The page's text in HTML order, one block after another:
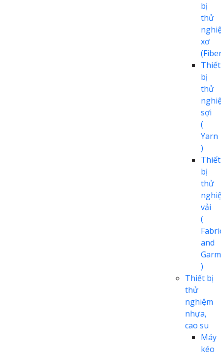
bị
thử
xơ
Thiết
bị
thử
sợi
(
Yarn
)
Thiết
bị
thử
vải
(
and
)
Thiết bị
thử
nghiệm
nhựa,
cao su
Máy
kéo